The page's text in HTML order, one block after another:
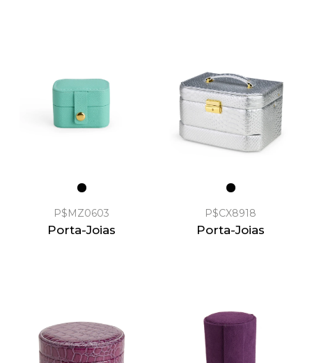
P$MZ0603
Porta-Joias
P$CX8918
Porta-Joias